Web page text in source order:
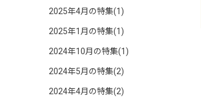
2025年4月の特集(1)
2025年1月の特集(1)
2024年10月の特集(1)
2024年5月の特集(2)
2024年4月の特集(2)